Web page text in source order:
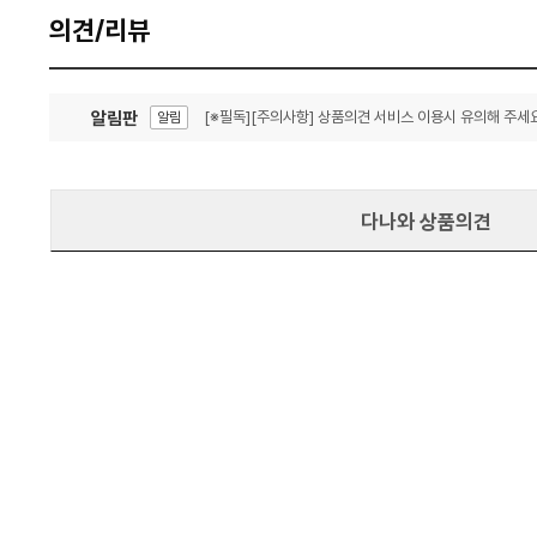
의견/리뷰
알림판 알림 [※필독][주의사항] 상품의견 서비스 이용시 유의해 주세
다나와 상품의견